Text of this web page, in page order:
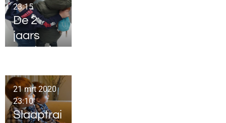
De 2
jaars
controle
23:15
Slaaptrai
21 mrt 2020
23:10